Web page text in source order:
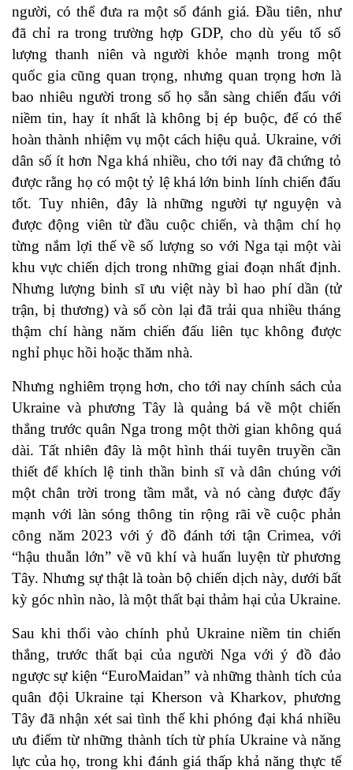
người, có thể đưa ra một số đánh giá. Đầu tiên, như
đã chỉ ra trong trường hợp GDP, cho dù yếu tố số
lượng thanh niên và người khỏe mạnh trong một
quốc gia cũng quan trọng, nhưng quan trọng hơn là
bao nhiêu người trong số họ sẵn sàng chiến đấu với
niềm tin, hay ít nhất là không bị ép buộc, để có thể
hoàn thành nhiệm vụ một cách hiệu quả. Ukraine, với
dân số ít hơn Nga khá nhiều, cho tới nay đã chứng tỏ
được rằng họ có một tỷ lệ khá lớn binh lính chiến đấu
tốt. Tuy nhiên, đây là những người tự nguyện và
được động viên từ đầu cuộc chiến, và thậm chí họ
từng nắm lợi thế về số lượng so với Nga tại một vài
khu vực chiến dịch trong những giai đoạn nhất định.
Nhưng lượng binh sĩ ưu việt này bì hao phí dần (tử
trận, bị thương) và số còn lại đã trải qua nhiều tháng
thậm chí hàng năm chiến đấu liên tục không được
nghỉ phục hồi hoặc thăm nhà.
Nhưng nghiêm trọng hơn, cho tới nay chính sách của
Ukraine và phương Tây là quảng bá về một chiến
thắng trước quân Nga trong một thời gian không quá
dài. Tất nhiên đây là một hình thái tuyên truyền cần
thiết để khích lệ tinh thần binh sĩ và dân chúng với
một chân trời trong tầm mắt, và nó càng được đẩy
mạnh với làn sóng thông tin rộng rãi về cuộc phản
công năm 2023 với ý đồ đánh tới tận Crimea, với
“hậu thuẫn lớn” về vũ khí và huấn luyện từ phương
Tây. Nhưng sự thật là toàn bộ chiến dịch này, dưới bất
kỳ góc nhìn nào, là một thất bại thảm hại của Ukraine.
Sau khi thổi vào chính phủ Ukraine niềm tin chiến
thắng, trước thất bại của người Nga với ý đồ đảo
ngược sự kiện “EuroMaidan” và những thành tích của
quân đội Ukraine tại Kherson và Kharkov, phương
Tây đã nhận xét sai tình thế khi phóng đại khá nhiều
ưu điểm từ những thành tích từ phía Ukraine và năng
lực của họ, trong khi đánh giá thấp khả năng thực tế